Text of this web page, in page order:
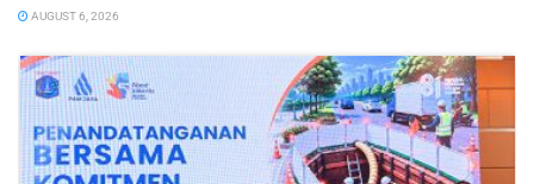
AUGUST 6, 2026